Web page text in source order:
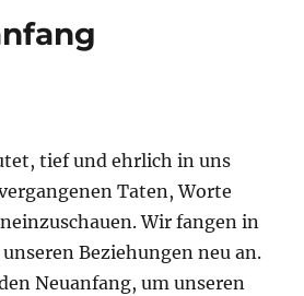
tief und ehrlich in uns
Taten, Worte
Wir fangen in
Beziehungen neu an.
Neuanfang, um unseren